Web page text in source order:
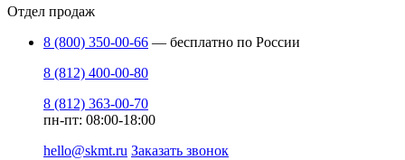
Отдел продаж
8 (800) 350-00-66 — бесплатно по России
8 (812) 400-00-80
8 (812) 363-00-70
пн-пт: 08:00-18:00
hello@skmt.ru Заказать звонок